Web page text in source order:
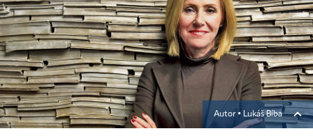
Autor ▪ Lukáš Bíba